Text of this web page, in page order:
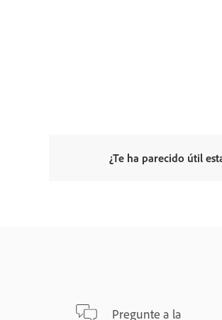
¿Te ha parecido útil
Pregunte a la